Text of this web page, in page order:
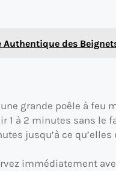
Authentique des
grande poêle à feu
1 à 2 minutes sans le
jusqu’à ce
immédiatement